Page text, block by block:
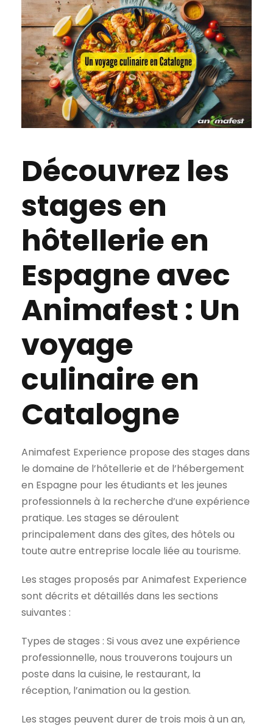
Découvrez les
stages en
hôtellerie en
Espagne avec
Animafest : Un
voyage
culinaire en
Catalogne
Animafest Experience propose des stages dans
le domaine de l’hôtellerie et de l’hébergement
en Espagne pour les étudiants et les jeunes
professionnels à la recherche d’une expérience
pratique. Les stages se déroulent
principalement dans des gîtes, des hôtels ou
toute autre entreprise locale liée au tourisme.
Les stages proposés par Animafest Experience
sont décrits et détaillés dans les sections
suivantes :
Types de stages : Si vous avez une expérience
professionnelle, nous trouverons toujours un
poste dans la cuisine, le restaurant, la
réception, l’animation ou la gestion.
Les stages peuvent durer de trois mois à un an,